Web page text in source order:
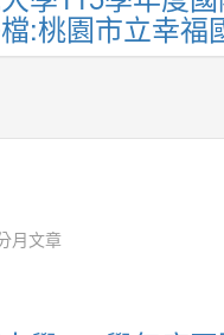
:桃園市立幸福
月文章